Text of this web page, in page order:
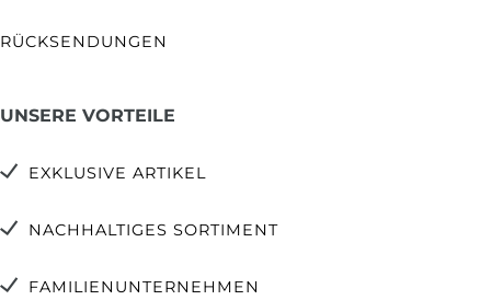
RÜCKSENDUNGEN
UNSERE VORTEILE
EXKLUSIVE ARTIKEL
NACHHALTIGES SORTIMENT
FAMILIENUNTERNEHMEN